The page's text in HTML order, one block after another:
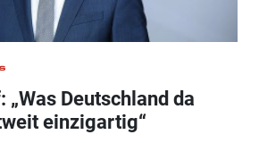
„Was Deutschland da
einzigartig“